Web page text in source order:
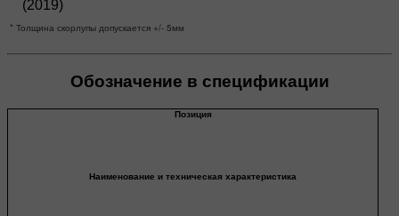
* Толщина скорлупы допускается +/- 5мм
Обозначение в спецификации
Позиция
Наименование и техническая характеристика